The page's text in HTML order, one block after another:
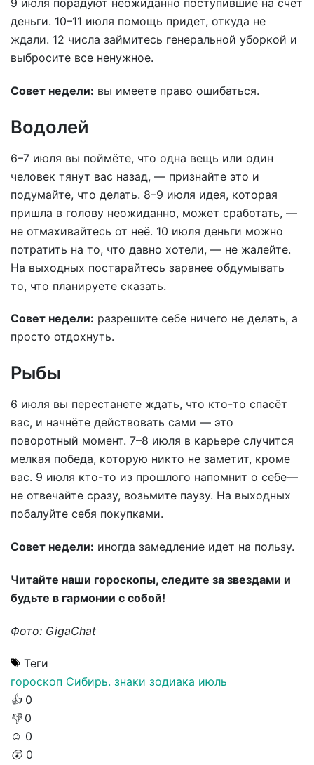
9 июля порадуют неожиданно поступившие на счет
деньги. 10–11 июля помощь придет, откуда не
ждали. 12 числа займитесь генеральной уборкой и
выбросите все ненужное.
Совет недели: вы имеете право ошибаться.
Водолей
6–7 июля вы поймёте, что одна вещь или один
человек тянут вас назад, — признайте это и
подумайте, что делать. 8–9 июля идея, которая
пришла в голову неожиданно, может сработать, —
не отмахивайтесь от неё. 10 июля деньги можно
потратить на то, что давно хотели, — не жалейте.
На выходных постарайтесь заранее обдумывать
то, что планируете сказать.
Совет недели: разрешите себе ничего не делать, а
просто отдохнуть.
Рыбы
6 июля вы перестанете ждать, что кто-то спасёт
вас, и начнёте действовать сами — это
поворотный момент. 7–8 июля в карьере случится
мелкая победа, которую никто не заметит, кроме
вас. 9 июля кто-то из прошлого напомнит о себе—
не отвечайте сразу, возьмите паузу. На выходных
побалуйте себя покупками.
Совет недели: иногда замедление идет на пользу.
Читайте наши гороскопы, следите за звездами и
будьте в гармонии с собой!
Фото: GigaChat
Теги
гороскоп Сибирь. знаки зодиака июль
👍 0
👎 0
☺️ 0
😲 0